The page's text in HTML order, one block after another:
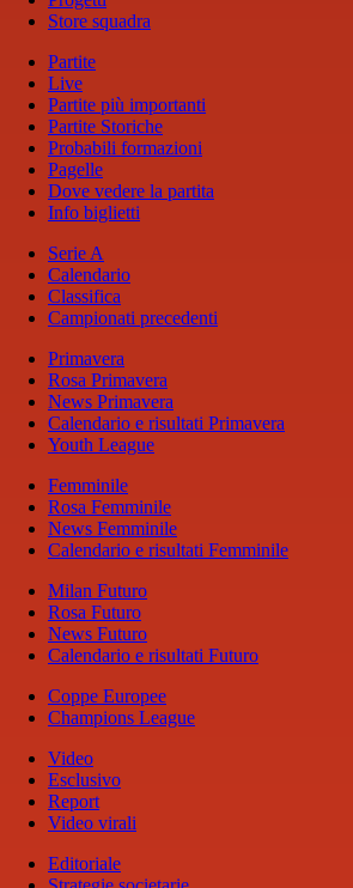
Store squadra
Partite
Live
Partite più importanti
Partite Storiche
Probabili formazioni
Pagelle
Dove vedere la partita
Info biglietti
Serie A
Calendario
Classifica
Campionati precedenti
Primavera
Rosa Primavera
News Primavera
Calendario e risultati Primavera
Youth League
Femminile
Rosa Femminile
News Femminile
Calendario e risultati Femminile
Milan Futuro
Rosa Futuro
News Futuro
Calendario e risultati Futuro
Coppe Europee
Champions League
Video
Esclusivo
Report
Video virali
Editoriale